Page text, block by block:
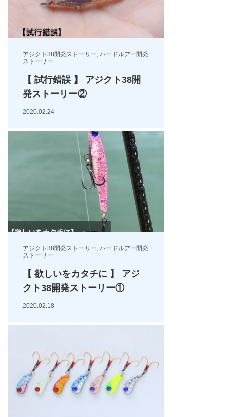
アジクト38開発ストーリー, ハードルアー開発
ストーリー
【 試行錯誤 】 アジクト38開
発ストーリー②
2020.02.24
アジクト38開発ストーリー ハードルアー開発
ストーリー
【 欲しいをカタチに 】 アジ
クト38開発ストーリー①
2020.02.18